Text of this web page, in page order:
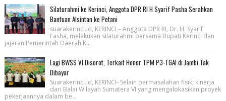
Silaturahmi ke Kerinci, Anggota DPR RI H Syarif Pasha Serahkan
Bantuan Alsintan ke Petani
suarakerinci.id, KERINCI – Anggota DPR RI, Dr. H. Syarif
Fasha, melakukan silaturahmi bersama Bupati Kerinci dan
jajaran Pemerintah Daerah K...
Lagi BWSS VI Disorot, Terkait Honor TPM P3-TGAI di Jambi Tak
Dibayar
Suarakerinci.id, KERINCI- Selain permasalahan fisik, kinerja
dari Balai Wilayah Sumatera VI yang mengalokasikan proyek
pekerjaannya dalam be...